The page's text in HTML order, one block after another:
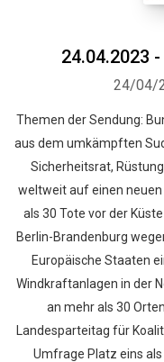
24.04.2023
24/04/
Themen der Sendung:
aus dem umkämpften
Sicherheitsrat,
weltweit auf einen
als 30 Tote vor der
Berlin-Brandenburg
Europäische Staaten
Windkraftanlagen in der
an mehr als 30
Landesparteitag für
Umfrage Platz eins